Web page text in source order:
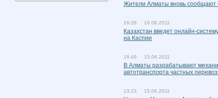
Жители Алматы вновь сообщают
16:28 16.06.2011
Казахстан введет онлайн-
на Каспии
16:49 15.06.2011
В Алматы разрабатывают
автотранспорта частных
13:23 15.06.2011